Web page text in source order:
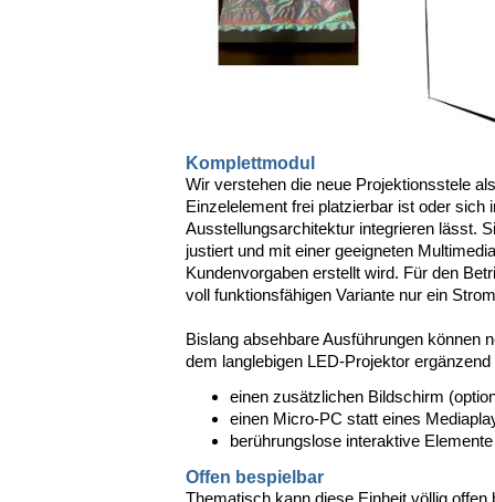
Komplettmodul
Wir verstehen die neue Projektionsstele
Einzelelement frei platzierbar ist oder sich
Ausstellungsarchitektur integrieren lässt.
justiert und mit einer geeigneten
Kundenvorgaben erstellt wird. Für den
voll funktionsfähigen Variante nur ein
Bislang absehbare Ausführungen können
dem langlebigen LED-Projektor
einen zusätzlichen Bildschirm
einen Micro-PC statt eines
berührungslose interaktive
Offen bespielbar
Thematisch kann diese Einheit völlig